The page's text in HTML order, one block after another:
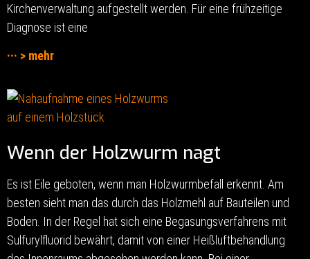
Kirchenverwaltung aufgestellt werden. Für eine frühzeitige
Diagnose ist eine
··· > mehr
Wenn der Holzwurm nagt
Es ist Eile geboten, wenn man Holzwurmbefall erkennt. Am
besten sieht man das durch das Holzmehl auf Bauteilen und
Boden. In der Regel hat sich eine Begasungsverfahrens mit
Sulfurylfluorid bewährt, damit von einer Heißluftbehandlung